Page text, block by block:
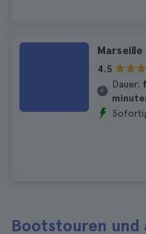
4.5
Dauer:
Bootstouren